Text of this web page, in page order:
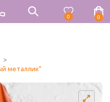
0 0
металлик"